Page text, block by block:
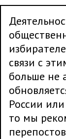
связи с
больше не
России
то мы